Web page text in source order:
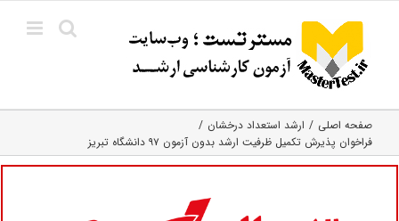
content
صفحه اصلی
ارشد استعداد درخشان
فراخوان پذیرش تکمیل ظرفیت ارشد بدون آزمون ۹۷ دانشگاه تبریز